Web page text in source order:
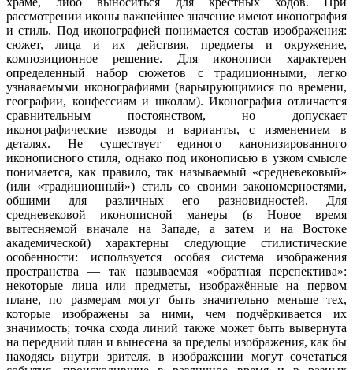
рассмотрении иконы важнейшее значение имеют иконография
и стиль. Под иконографией понимается состав изображения:
сюжет, лица и их действия, предметы и окружение,
композиционное решение. Для иконописи характерен
определенный набор сюжетов с традиционными, легко
узнаваемыми иконографиями (варьирующимися по времени,
географии, конфессиям и школам). Иконография отличается
сравнительным постоянством, но допускает
иконографические изводы и варианты, с изменением в
деталях. Не существует единого канонизированного
иконописного стиля, однако под иконописью в узком смысле
понимается, как правило, так называемый «средневековый»
(или «традиционный») стиль со своими закономерностями,
общими для различных его разновидностей. Для
средневековой иконописной манеры (в Новое время
вытесняемой вначале на Западе, а затем и на Востоке
академической) характерны следующие стилистические
особенности: используется особая система изображения
пространства — так называемая «обратная перспектива»:
некоторые лица или предметы, изображённые на первом
плане, по размерам могут быть значительно меньше тех,
которые изображены за ними, чем подчёркивается их
значимость; точка схода линий также может быть вывернута
на передний план и вынесена за пределы изображения, как бы
находясь внутри зрителя. в изображении могут сочетаться